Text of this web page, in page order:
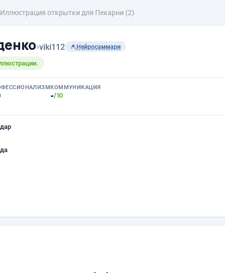
Иллюстрация открытки для Пекарни (2)
›viki112 Нейросаммари
КОММУНИКАЦИЯ
-/10